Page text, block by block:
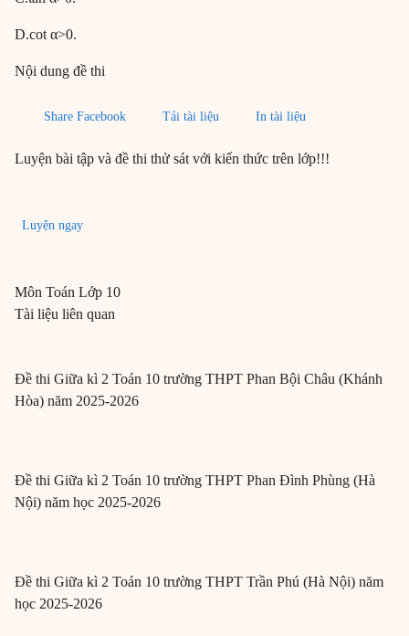
D.cot α>0.
Nội dung đề thi
Share Facebook Tải tài liệu In tài liệu
Luyện bài tập và đề thi thử sát với kiến thức trên lớp!!!
Luyện ngay
Môn Toán Lớp 10
Tài liệu liên quan
Đề thi Giữa kì 2 Toán 10 trường THPT Phan Bội Châu (Khánh
Hòa) năm 2025-2026
Đề thi Giữa kì 2 Toán 10 trường THPT Phan Đình Phùng (Hà
Nội) năm học 2025-2026
Đề thi Giữa kì 2 Toán 10 trường THPT Trần Phú (Hà Nội) năm
học 2025-2026